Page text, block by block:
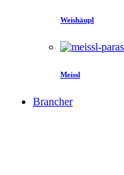
Weishäupl
Meissl
Brancher